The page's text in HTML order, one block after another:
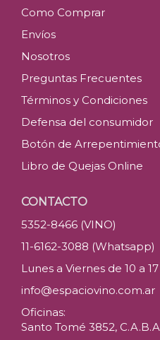
Como Comprar
Envíos
Nosotros
Preguntas Frecuentes
Términos y Condiciones
Defensa del consumidor
Botón de
Libro de Quejas Online
CONTACTO
5352-8466 (VINO)
11-6162-3088 (Whatsapp)
Lunes a Viernes de 10 a 17
info@espaciovino.com.ar
Oficinas:
Santo Tomé 3852,